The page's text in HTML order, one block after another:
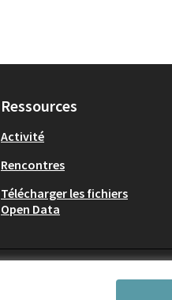
Ressources
Activité
Rencontres
Télécharger les fichiers
Open Data